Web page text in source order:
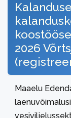
2026
Maaelu